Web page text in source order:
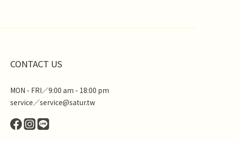
CONTACT US
MON - FRI／9:00 am - 18:00 pm
service／service@satur.tw